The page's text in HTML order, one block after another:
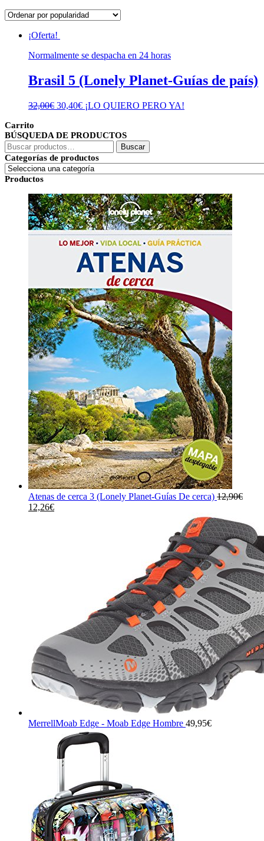
¡Oferta!
Normalmente se despacha en 24 horas
Brasil 5 (Lonely Planet-Guías de país)
32,00€ El
era:
32,00€.
30,40€El
es:
¡LO QUIERO PERO YA!
Carrito
BÚSQUEDA DE PRODUCTOS
Buscar
por:
Buscar
Categorías de productos
Productos
Atenas de cerca 3 (Lonely Planet-Guías De cerca) 12,90€
El
12,26€El
MerrellMoab Edge - Moab Edge Hombre 49,95€